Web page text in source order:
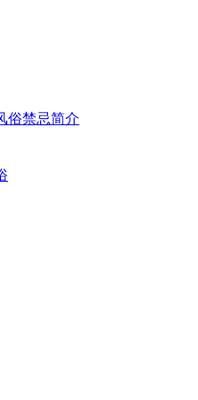
俗禁忌简介